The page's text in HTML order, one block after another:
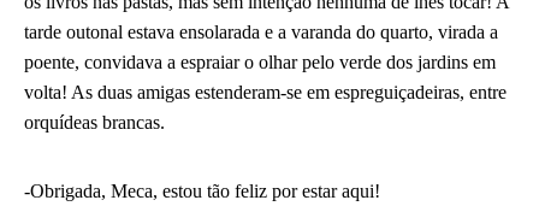
tarde outonal estava ensolarada e a varanda do quarto, virada a
poente, convidava a espraiar o olhar pelo verde dos jardins em
volta! As duas amigas estenderam-se em espreguiçadeiras, entre
orquídeas brancas.
-Obrigada, Meca, estou tão feliz por estar aqui!